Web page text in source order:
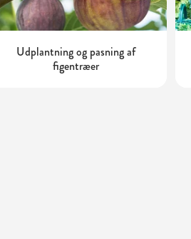
Udplantning og pasning af
figentræer